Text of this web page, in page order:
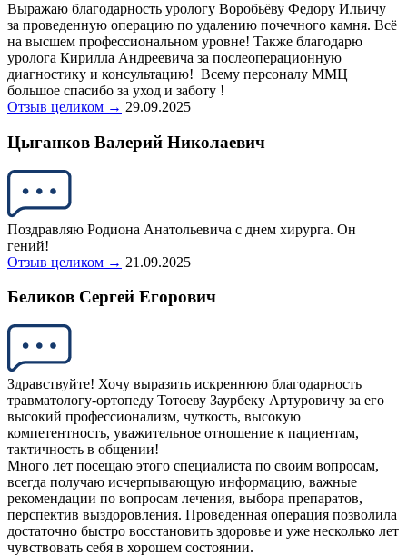
Выражаю благодарность урологу Воробьёву Федору Ильичу
за проведенную операцию по удалению почечного камня. Всё
на высшем профессиональном уровне! Также благодарю
уролога Кирилла Андреевича за послеоперационную
диагностику и консультацию! Всему персоналу ММЦ
большое спасибо за уход и заботу !
Отзыв целиком → 29.09.2025
Цыганков Валерий Николаевич
Поздравляю Родиона Анатольевича с днем хирурга. Он
гений!
Отзыв целиком → 21.09.2025
Беликов Сергей Егорович
Здравствуйте! Хочу выразить искреннюю благодарность
травматологу-ортопеду Тотоеву Заурбеку Артуровичу за его
высокий профессионализм, чуткость, высокую
компетентность, уважительное отношение к пациентам,
тактичность в общении!
Много лет посещаю этого специалиста по своим вопросам,
всегда получаю исчерпывающую информацию, важные
рекомендации по вопросам лечения, выбора препаратов,
перспектив выздоровления. Проведенная операция позволила
достаточно быстро восстановить здоровье и уже несколько лет
чувствовать себя в хорошем состоянии.